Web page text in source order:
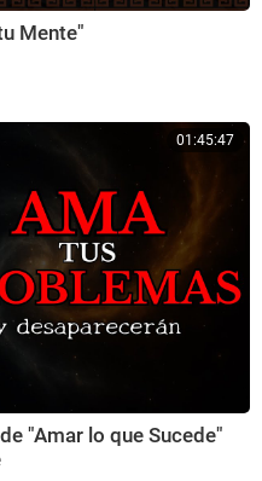
Mente"
01:45:47
"Amar lo que Sucede"